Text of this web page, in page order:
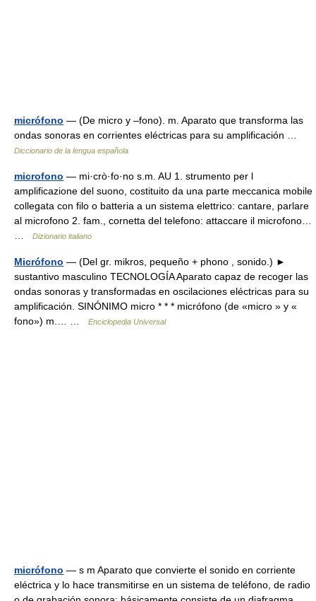
micrófono — (De micro y ‒fono). m. Aparato que transforma las
ondas sonoras en corrientes eléctricas para su amplificación …
Diccionario de la lengua española
microfono — mi·crò·fo·no s.m. AU 1. strumento per l
amplificazione del suono, costituito da una parte meccanica mobile
collegata con filo o batteria a un sistema elettrico: cantare, parlare
al microfono 2. fam., cornetta del telefono: attaccare il microfono…
Dizionario italiano
Micrófono — (Del gr. mikros, pequeño + phono , sonido.) ►
sustantivo masculino TECNOLOGÍA Aparato capaz de recoger las
ondas sonoras y transformadas en oscilaciones eléctricas para su
amplificación. SINÓNIMO micro * * * micrófono (de «micro » y «
fono») m.… …
Enciclopedia Universal
micrófono — s m Aparato que convierte el sonido en corriente
eléctrica y lo hace transmitirse en un sistema de teléfono, de radio